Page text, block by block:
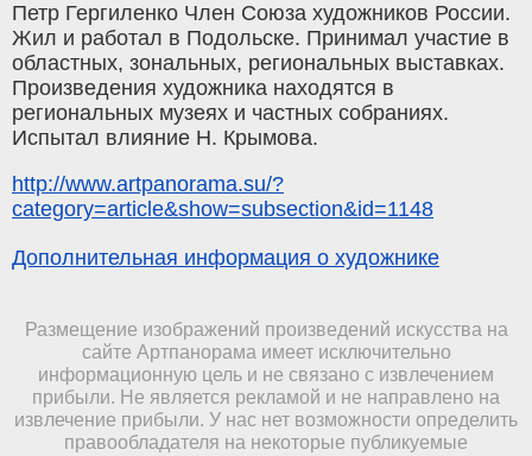
Петр Гергиленко Член Союза художников России.
Жил и работал в Подольске. Принимал участие в
областных, зональных, региональных выставках.
Произведения художника находятся в
региональных музеях и частных собраниях.
Испытал влияние Н. Крымова.
http://www.artpanorama.su/?
category=article&show=subsection&id=1148
Дополнительная информация о художнике
Размещение изображений произведений искусства на
сайте Артпанорама имеет исключительно
информационную цель и не связано с извлечением
прибыли. Не является рекламой и не направлено на
извлечение прибыли. У нас нет возможности определить
правообладателя на некоторые публикуемые